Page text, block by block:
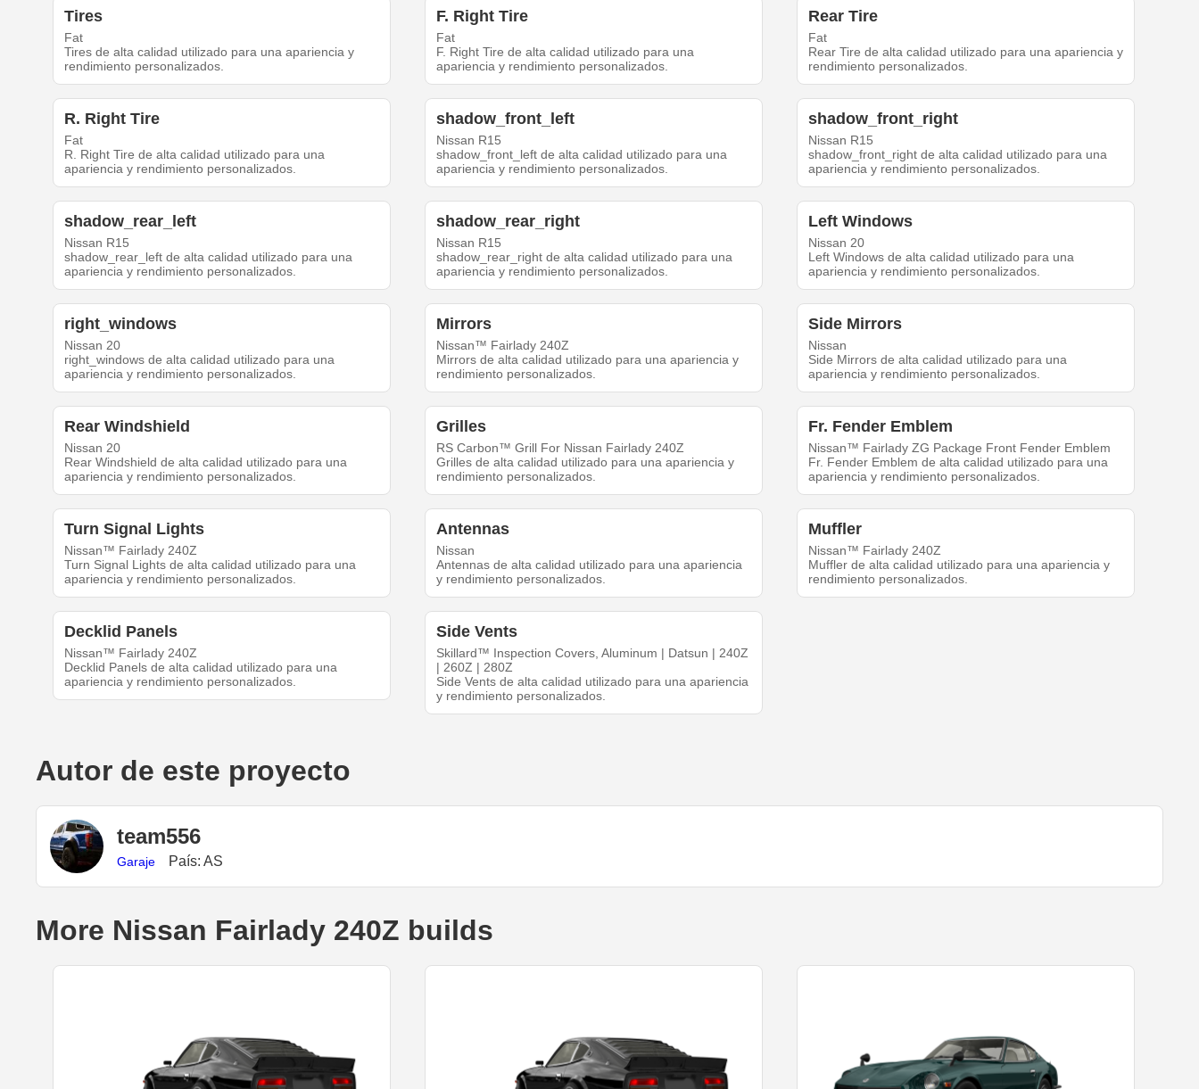
Tires
Fat
Tires de alta calidad utilizado para una apariencia y
rendimiento personalizados.
F. Right Tire
Fat
F. Right Tire de alta calidad utilizado para una
apariencia y rendimiento personalizados.
Rear Tire
Fat
Rear Tire de alta calidad utilizado para una apariencia y
rendimiento personalizados.
R. Right Tire
Fat
R. Right Tire de alta calidad utilizado para una
apariencia y rendimiento personalizados.
shadow_front_left
Nissan R15
shadow_front_left de alta calidad utilizado para una
apariencia y rendimiento personalizados.
shadow_front_right
Nissan R15
shadow_front_right de alta calidad utilizado para una
apariencia y rendimiento personalizados.
shadow_rear_left
Nissan R15
shadow_rear_left de alta calidad utilizado para una
apariencia y rendimiento personalizados.
shadow_rear_right
Nissan R15
shadow_rear_right de alta calidad utilizado para una
apariencia y rendimiento personalizados.
Left Windows
Nissan 20
Left Windows de alta calidad utilizado para una
apariencia y rendimiento personalizados.
right_windows
Nissan 20
right_windows de alta calidad utilizado para una
apariencia y rendimiento personalizados.
Mirrors
Nissan™ Fairlady 240Z
Mirrors de alta calidad utilizado para una apariencia y
rendimiento personalizados.
Side Mirrors
Nissan
Side Mirrors de alta calidad utilizado para una
apariencia y rendimiento personalizados.
Rear Windshield
Nissan 20
Rear Windshield de alta calidad utilizado para una
apariencia y rendimiento personalizados.
Grilles
RS Carbon™ Grill For Nissan Fairlady 240Z
Grilles de alta calidad utilizado para una apariencia y
rendimiento personalizados.
Fr. Fender Emblem
Nissan™ Fairlady ZG Package Front Fender Emblem
Fr. Fender Emblem de alta calidad utilizado para una
apariencia y rendimiento personalizados.
Turn Signal Lights
Nissan™ Fairlady 240Z
Turn Signal Lights de alta calidad utilizado para una
apariencia y rendimiento personalizados.
Antennas
Nissan
Antennas de alta calidad utilizado para una apariencia
y rendimiento personalizados.
Muffler
Nissan™ Fairlady 240Z
Muffler de alta calidad utilizado para una apariencia y
rendimiento personalizados.
Decklid Panels
Nissan™ Fairlady 240Z
Decklid Panels de alta calidad utilizado para una
apariencia y rendimiento personalizados.
Side Vents
Skillard™ Inspection Covers, Aluminum | Datsun | 240Z
| 260Z | 280Z
Side Vents de alta calidad utilizado para una apariencia
y rendimiento personalizados.
Autor de este proyecto
team556
Garaje País: AS
More Nissan Fairlady 240Z builds